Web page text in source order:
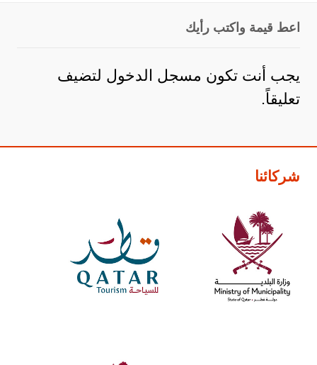
اعط قيمة واكتب رأيك
يجب أنت تكون مسجل الدخول لتضيف
تعليقاً.
شركائنا